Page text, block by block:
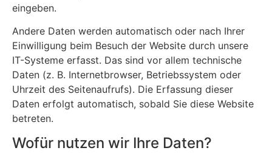
eingeben.
Andere Daten werden automatisch oder nach Ihrer
Einwilligung beim Besuch der Website durch unsere
IT-Systeme erfasst. Das sind vor allem technische
Daten (z. B. Internetbrowser, Betriebssystem oder
Uhrzeit des Seitenaufrufs). Die Erfassung dieser
Daten erfolgt automatisch, sobald Sie diese Website
betreten.
Wofür nutzen wir Ihre Daten?